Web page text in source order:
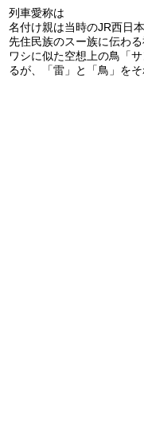
列車愛称は
名付け親は当時のJR西日
先住民族のスー族に伝わ
ワシに似た空想上の鳥「
るが、「雷」と「鳥」を